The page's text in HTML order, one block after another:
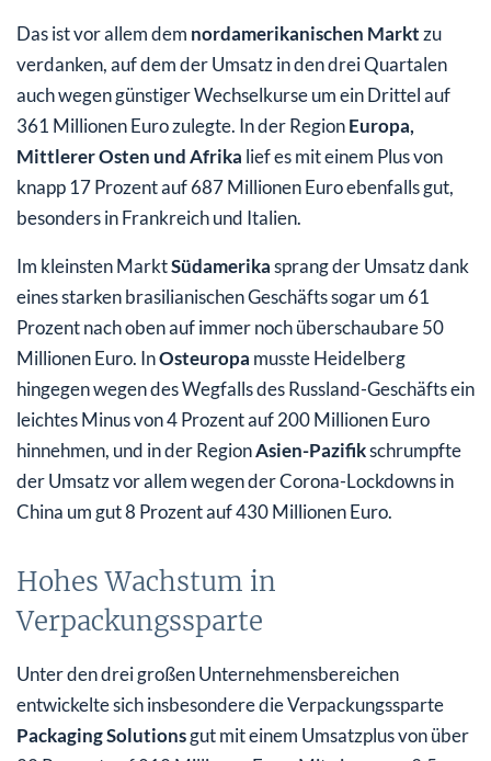
Das ist vor allem dem nordamerikanischen Marktzu
verdanken, auf dem der Umsatz in den drei Quartalen
auch wegen günstiger Wechselkurse um ein Drittel auf
361 Millionen Euro zulegte. In der RegionEuropa,
Mittlerer Osten und Afrika lief es mit einem Plus von
knapp 17 Prozent auf 687 Millionen Euro ebenfalls gut,
besonders in Frankreich und Italien.
Im kleinsten MarktSüdamerikasprang der Umsatz dank
eines starken brasilianischen Geschäfts sogar um 61
Prozent nach oben auf immer noch überschaubare 50
Millionen Euro. InOsteuropa musste Heidelberg
hingegen wegen des Wegfalls des Russland-Geschäfts ein
leichtes Minus von 4 Prozent auf 200 Millionen Euro
hinnehmen, und in der RegionAsien-Pazifikschrumpfte
der Umsatz vor allem wegen der Corona-Lockdowns in
China um gut 8 Prozent auf 430 Millionen Euro.
Hohes Wachstum in
Verpackungssparte
Unter den drei großen Unternehmensbereichen
entwickelte sich insbesondere die Verpackungssparte
Packaging Solutionsgut mit einem Umsatzplus von über